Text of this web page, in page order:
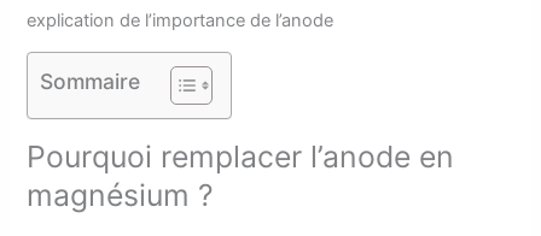
explication de l’importance de l’anode
Sommaire
Pourquoi remplacer l’anode en
magnésium ?